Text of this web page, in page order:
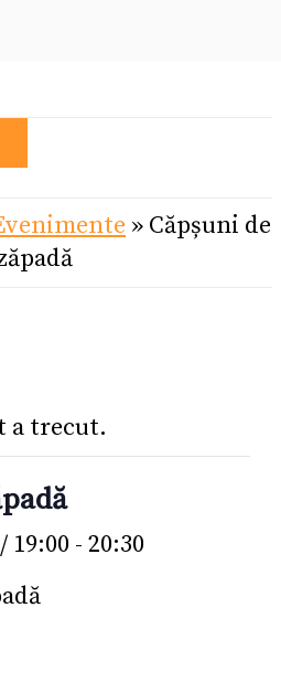
» Căpșuni de
a trecut.
19:00 - 20:30